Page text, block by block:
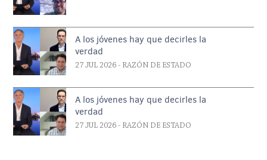
A los jóvenes hay que decirles la
verdad
27 JUL 2026 - RAZÓN DE ESTADO
A los jóvenes hay que decirles la
verdad
27 JUL 2026 - RAZÓN DE ESTADO